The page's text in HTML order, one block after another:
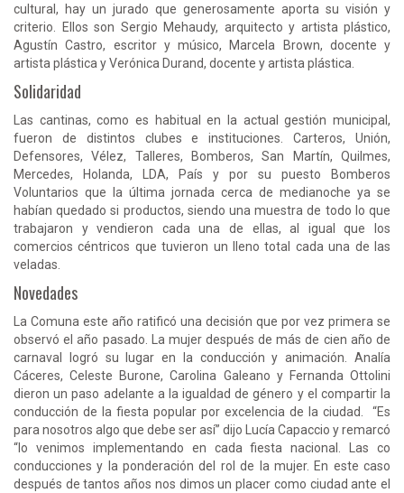
cultural, hay un jurado que generosamente aporta su visión y
criterio. Ellos son Sergio Mehaudy, arquitecto y artista plástico,
Agustín Castro, escritor y músico, Marcela Brown, docente y
artista plástica y Verónica Durand, docente y artista plástica.
Solidaridad
Las cantinas, como es habitual en la actual gestión municipal,
fueron de distintos clubes e instituciones. Carteros, Unión,
Defensores, Vélez, Talleres, Bomberos, San Martín, Quilmes,
Mercedes, Holanda, LDA, País y por su puesto Bomberos
Voluntarios que la última jornada cerca de medianoche ya se
habían quedado si productos, siendo una muestra de todo lo que
trabajaron y vendieron cada una de ellas, al igual que los
comercios céntricos que tuvieron un lleno total cada una de las
veladas.
Novedades
La Comuna este año ratificó una decisión que por vez primera se
observó el año pasado. La mujer después de más de cien año de
carnaval logró su lugar en la conducción y animación. Analía
Cáceres, Celeste Burone, Carolina Galeano y Fernanda Ottolini
dieron un paso adelante a la igualdad de género y el compartir la
conducción de la fiesta popular por excelencia de la ciudad. “Es
para nosotros algo que debe ser así” dijo Lucía Capaccio y remarcó
“lo venimos implementando en cada fiesta nacional. Las co
conducciones y la ponderación del rol de la mujer. En este caso
después de tantos años nos dimos un placer como ciudad ante el